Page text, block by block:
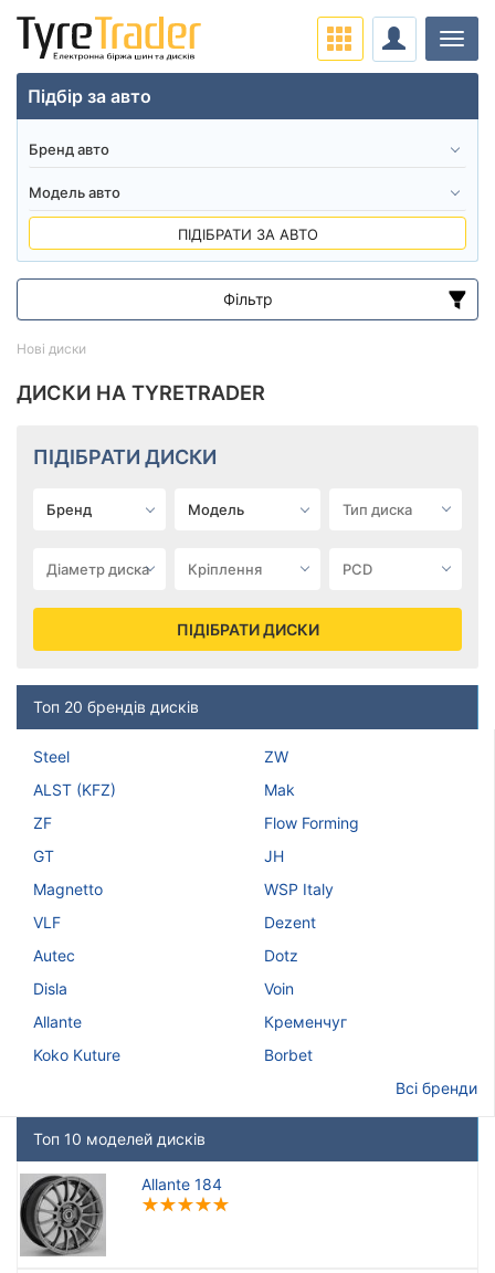
ДИСКИ НА TYRETRADER
ПІДІБРАТИ ДИСКИ
ПІДІБРАТИ ДИСКИ
Топ 20 брендів дисків
Steel
ZW
ALST (KFZ)
Mak
ZF
Flow Forming
GT
JH
Magnetto
WSP Italy
VLF
Dezent
Autec
Dotz
Disla
Voin
Allante
Кременчуг
Koko Kuture
Borbet
Всі бренди
Топ 10 моделей дисків
Allante 184
Нові диски
Підбір за авто
ПІДІБРАТИ ЗА АВТО
Фільтр
Діапазон цін
від до
Підбір за параметрами
Виліт (ET)
до
Steel
ZW
ALST (KFZ)
Mak
ZF
Скинути